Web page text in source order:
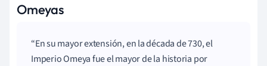
Omeyas
En su mayor extensión, en la década de 730, el
Imperio Omeya fue el mayor de la historia por